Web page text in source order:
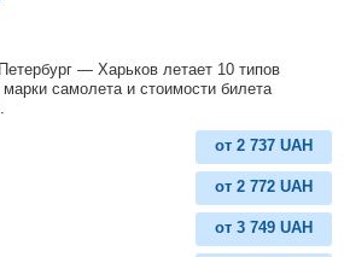
— Харьков летает 10 типов
самолета и стоимости билета
от 2 737 UAH
от 2 772 UAH
от 3 749 UAH